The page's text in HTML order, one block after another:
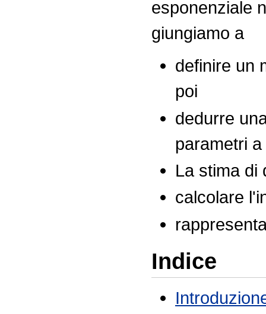
esponenziale
giungiamo a
definire un
poi
dedurre
parametri
La stima di
calcolare
Indice